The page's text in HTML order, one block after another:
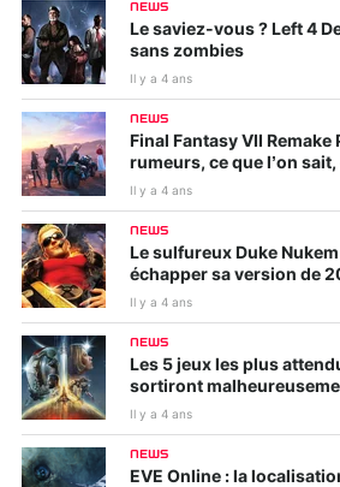
NEWS
Le saviez-vous ? Left 4
sans zombies
Il y a 4 ans
NEWS
Final Fantasy VII
rumeurs, ce que l’on sait,
Il y a 4 ans
NEWS
Le sulfureux Duke
échapper sa version de
Il y a 4 ans
NEWS
Les 5 jeux les plus
sortiront
Il y a 4 ans
NEWS
EVE Online : la